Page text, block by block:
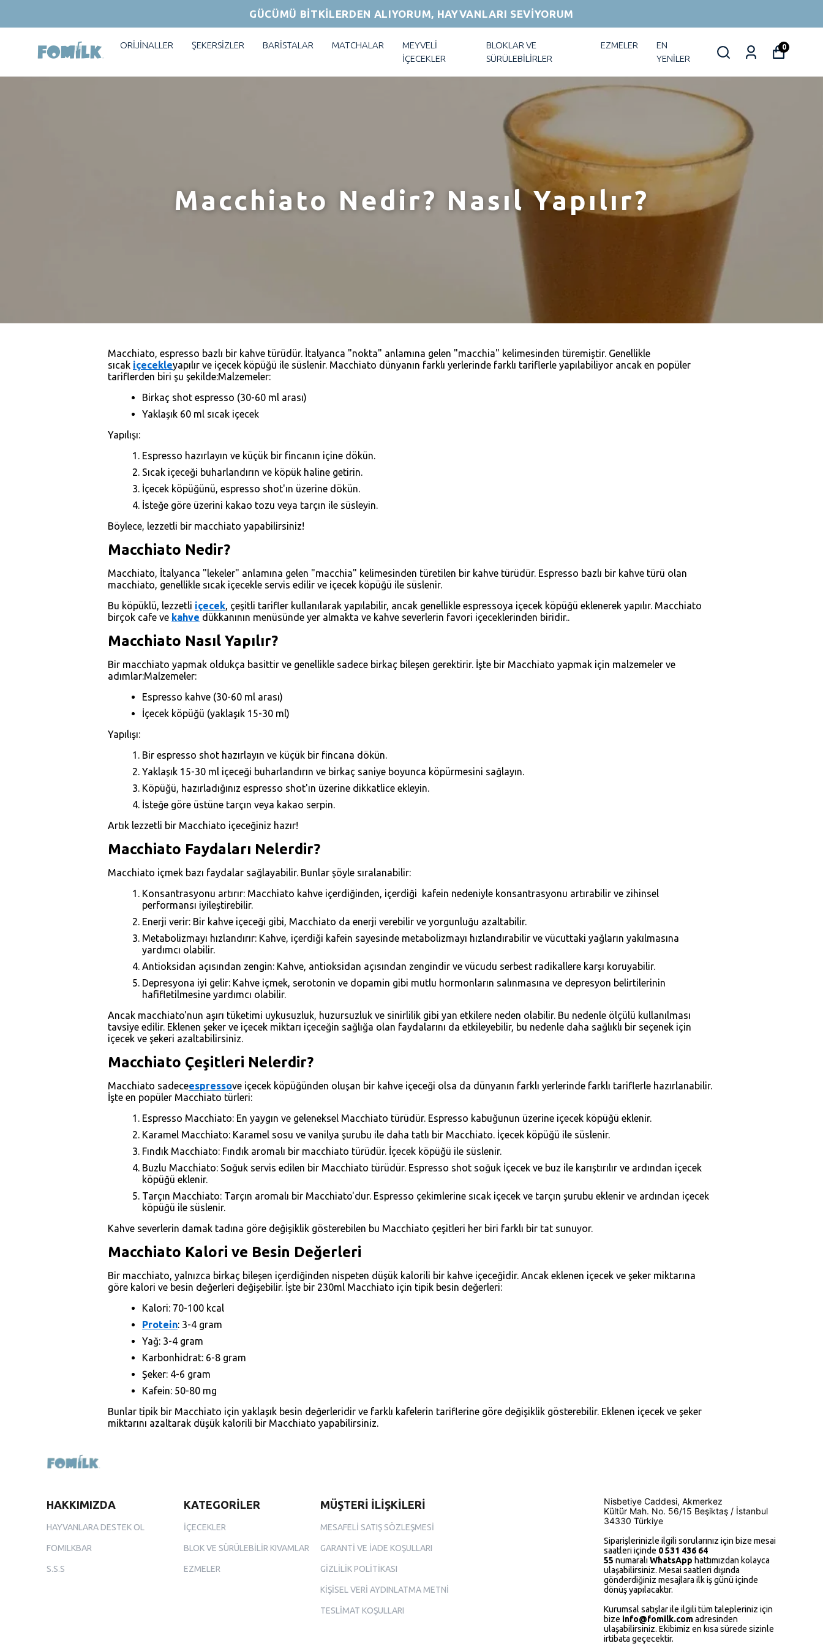
GÜCÜMÜ BİTKİLERDEN ALIYORUM, HAYVANLARI SEVİYORUM
ORİJİNALLER ŞEKERSİZLER BARİSTALAR MATCHALAR
MEYVELİ
İÇECEKLER
BLOKLAR VE
SÜRÜLEBİLİRLER
EZMELER
EN
YENİLER
0
Macchiato Nedir? Nasıl Yapılır?
Macchiato, espresso bazlı bir kahve türüdür. İtalyanca "nokta" anlamına gelen "macchia" kelimesinden türemiştir. Genellikle
sıcak içecekleyapılır ve içecek köpüğü ile süslenir. Macchiato dünyanın farklı yerlerinde farklı tariflerle yapılabiliyor ancak en popüler
tariflerden biri şu şekilde:Malzemeler:
Birkaç shot espresso (30-60 ml arası)
Yaklaşık 60 ml sıcak içecek
Yapılışı:
Espresso hazırlayın ve küçük bir fincanın içine dökün.
Sıcak içeceği buharlandırın ve köpük haline getirin.
İçecek köpüğünü, espresso shot'ın üzerine dökün.
İsteğe göre üzerini kakao tozu veya tarçın ile süsleyin.
Böylece, lezzetli bir macchiato yapabilirsiniz!
Macchiato Nedir?
Macchiato, İtalyanca "lekeler" anlamına gelen "macchia" kelimesinden türetilen bir kahve türüdür. Espresso bazlı bir kahve türü olan
macchiato, genellikle sıcak içecekle servis edilir ve içecek köpüğü ile süslenir.
Bu köpüklü, lezzetli içecek, çeşitli tarifler kullanılarak yapılabilir, ancak genellikle espressoya içecek köpüğü eklenerek yapılır. Macchiato
birçok cafe ve kahve dükkanının menüsünde yer almakta ve kahve severlerin favori içeceklerinden biridir..
Macchiato Nasıl Yapılır?
Bir macchiato yapmak oldukça basittir ve genellikle sadece birkaç bileşen gerektirir. İşte bir Macchiato yapmak için malzemeler ve
adımlar:Malzemeler:
Espresso kahve (30-60 ml arası)
İçecek köpüğü (yaklaşık 15-30 ml)
Yapılışı:
Bir espresso shot hazırlayın ve küçük bir fincana dökün.
Yaklaşık 15-30 ml içeceği buharlandırın ve birkaç saniye boyunca köpürmesini sağlayın.
Köpüğü, hazırladığınız espresso shot'ın üzerine dikkatlice ekleyin.
İsteğe göre üstüne tarçın veya kakao serpin.
Artık lezzetli bir Macchiato içeceğiniz hazır!
Macchiato Faydaları Nelerdir?
Macchiato içmek bazı faydalar sağlayabilir. Bunlar şöyle sıralanabilir:
Konsantrasyonu artırır: Macchiato kahve içerdiğinden, içerdiği kafein nedeniyle konsantrasyonu artırabilir ve zihinsel
performansı iyileştirebilir.
Enerji verir: Bir kahve içeceği gibi, Macchiato da enerji verebilir ve yorgunluğu azaltabilir.
Metabolizmayı hızlandırır: Kahve, içerdiği kafein sayesinde metabolizmayı hızlandırabilir ve vücuttaki yağların yakılmasına
yardımcı olabilir.
Antioksidan açısından zengin: Kahve, antioksidan açısından zengindir ve vücudu serbest radikallere karşı koruyabilir.
Depresyona iyi gelir: Kahve içmek, serotonin ve dopamin gibi mutlu hormonların salınmasına ve depresyon belirtilerinin
hafifletilmesine yardımcı olabilir.
Ancak macchiato'nun aşırı tüketimi uykusuzluk, huzursuzluk ve sinirlilik gibi yan etkilere neden olabilir. Bu nedenle ölçülü kullanılması
tavsiye edilir. Eklenen şeker ve içecek miktarı içeceğin sağlığa olan faydalarını da etkileyebilir, bu nedenle daha sağlıklı bir seçenek için
içecek ve şekeri azaltabilirsiniz.
Macchiato Çeşitleri Nelerdir?
Macchiato sadeceespressove içecek köpüğünden oluşan bir kahve içeceği olsa da dünyanın farklı yerlerinde farklı tariflerle hazırlanabilir.
İşte en popüler Macchiato türleri:
Espresso Macchiato: En yaygın ve geleneksel Macchiato türüdür. Espresso kabuğunun üzerine içecek köpüğü eklenir.
Karamel Macchiato: Karamel sosu ve vanilya şurubu ile daha tatlı bir Macchiato. İçecek köpüğü ile süslenir.
Fındık Macchiato: Fındık aromalı bir macchiato türüdür. İçecek köpüğü ile süslenir.
Buzlu Macchiato: Soğuk servis edilen bir Macchiato türüdür. Espresso shot soğuk İçecek ve buz ile karıştırılır ve ardından içecek
köpüğü eklenir.
Tarçın Macchiato: Tarçın aromalı bir Macchiato'dur. Espresso çekimlerine sıcak içecek ve tarçın şurubu eklenir ve ardından içecek
köpüğü ile süslenir.
Kahve severlerin damak tadına göre değişiklik gösterebilen bu Macchiato çeşitleri her biri farklı bir tat sunuyor.
Macchiato Kalori ve Besin Değerleri
Bir macchiato, yalnızca birkaç bileşen içerdiğinden nispeten düşük kalorili bir kahve içeceğidir. Ancak eklenen içecek ve şeker miktarına
göre kalori ve besin değerleri değişebilir. İşte bir 230ml Macchiato için tipik besin değerleri:
Kalori: 70-100 kcal
Protein: 3-4 gram
Yağ: 3-4 gram
Karbonhidrat: 6-8 gram
Şeker: 4-6 gram
Kafein: 50-80 mg
Bunlar tipik bir Macchiato için yaklaşık besin değerleridir ve farklı kafelerin tariflerine göre değişiklik gösterebilir. Eklenen içecek ve şeker
miktarını azaltarak düşük kalorili bir Macchiato yapabilirsiniz.
HAKKIMIZDA
HAYVANLARA DESTEK OL
FOMILKBAR
S.S.S
KATEGORİLER
İÇECEKLER
BLOK VE SÜRÜLEBİLİR KIVAMLAR
EZMELER
MÜŞTERİ İLİŞKİLERİ
MESAFELİ SATIŞ SÖZLEŞMESİ
GARANTİ VE İADE KOŞULLARI
GİZLİLİK POLİTİKASI
KİŞİSEL VERİ AYDINLATMA METNİ
TESLİMAT KOŞULLARI
Nisbetiye Caddesi, Akmerkez
Kültür Mah. No. 56/15 Beşiktaş / İstanbul
34330 Türkiye
Siparişlerinizle ilgili sorularınız için bize mesai
saatleri içinde 0 531 436 64
55 numaralıWhatsApp hattımızdan kolayca
ulaşabilirsiniz. Mesai saatleri dışında
gönderdiğiniz mesajlara ilk iş günü içinde
dönüş yapılacaktır.
Kurumsal satışlar ile ilgili tüm talepleriniz için
bize info@fomilk.comadresinden
ulaşabilirsiniz. Ekibimiz en kısa sürede sizinle
irtibata geçecektir.